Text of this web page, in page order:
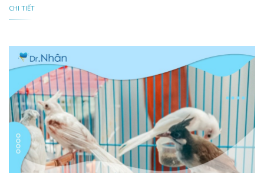
CHI TIẾT